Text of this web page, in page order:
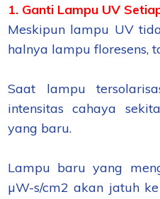
1. Ganti Lampu UV
Meskipun lampu UV
halnya lampu floresens,
Saat lampu
intensitas cahaya
yang baru.
Lampu baru yang
µW-s/cm2 akan jatuh